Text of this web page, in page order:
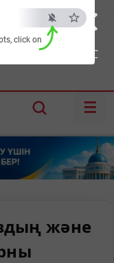
×
ESC
click on
Шымкент:36°C
☰
және